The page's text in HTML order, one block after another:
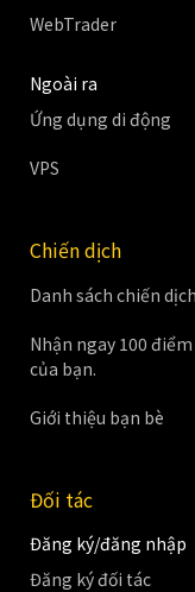
WebTrader
Ngoài ra
Ứng dụng di động
VPS
Chiến dịch
Danh sách chiến dịch
Nhận ngay 100
của bạn.
Giới thiệu bạn bè
Đối tác
Đăng ký/đăng nhập
Đăng ký đối tác